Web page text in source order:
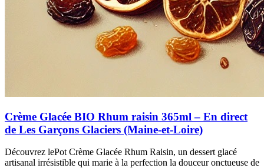
Crème Glacée BIO Rhum raisin 365ml – En direct
de Les Garçons Glaciers (Maine-et-Loire)
Découvrez lePot Crème Glacée Rhum Raisin, un dessert glacé
artisanal irrésistible qui marie à la perfection la douceur onctueuse de